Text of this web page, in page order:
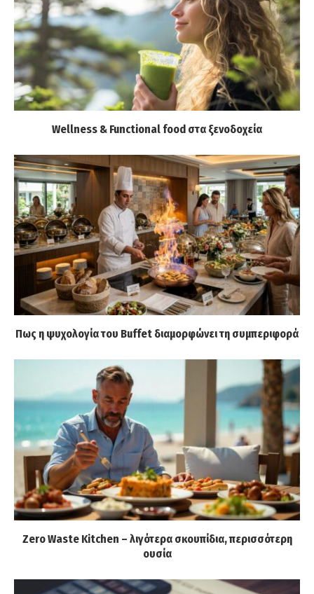
Wellness & Functional food στα ξενοδοχεία
Πως η ψυχολογία του Buffet διαμορφώνει τη συμπεριφορά
Zero Waste Kitchen – λιγότερα σκουπίδια, περισσότερη
ουσία